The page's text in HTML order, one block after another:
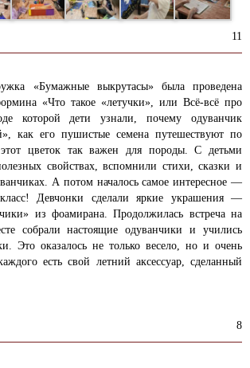
11
«Бумажные выкрутасы» была проведена
«Что такое «летучки», или Всё-всё про
которой дети узнали, почему одуванчик
как его пушистые семена путешествуют по
цветок так важен для породы. С детьми
свойствах, вспомнили стихи, сказки и
А потом началось самое интересное —
класс! Девчонки сделали яркие украшения —
из фоамирана. Продолжилась встреча на
собрали настоящие одуванчики и учились
Это оказалось не только весело, но и очень
есть свой летний аксессуар, сделанный
8